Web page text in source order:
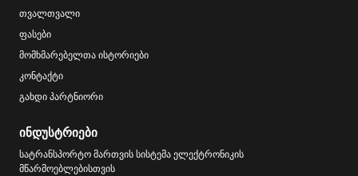
თვალთვალი
ფასები
მომხმარებელთა ისტორიები
კონტაქტი
გახდი პარტნიორი
ინდუსტრიები
სატრანსპორტო მართვის სისტემა ელექტრონიკის
მწარმოებლებისთვის